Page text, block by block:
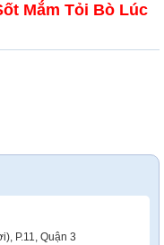
Mắm Tỏi Bò Lúc
P.11, Quận 3